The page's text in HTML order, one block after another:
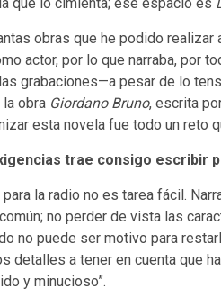
obras que he podido realizar
actor, por lo que narraba, por
grabaciones—a pesar de lo
obra Giordano Bruno, escrita
esta novela fue todo un reto
trae consigo escribir
para la radio no es tarea fácil.
no perder de vista las
no puede ser motivo para
detalles a tener en cuenta que
y minucioso”.